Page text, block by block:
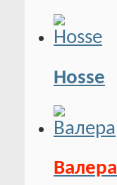
Hosse
Валера